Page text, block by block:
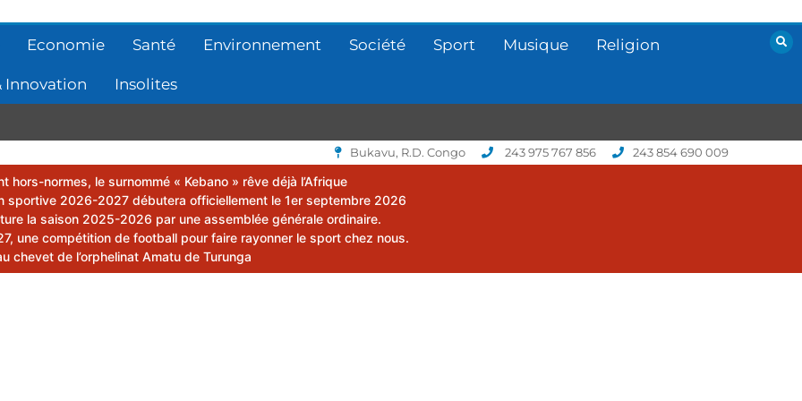
Economie Santé Environnement Société Sport Musique Religion
Innovation Insolites
Bukavu, R.D. Congo 243 975 767 856 243 854 690 009
hors-normes, le surnommé « Kebano » rêve déjà l’Afrique
sportive 2026-2027 débutera officiellement le 1er septembre 2026
la saison 2025-2026 par une assemblée générale ordinaire.
une compétition de football pour faire rayonner le sport chez nous.
chevet de l’orphelinat Amatu de Turunga